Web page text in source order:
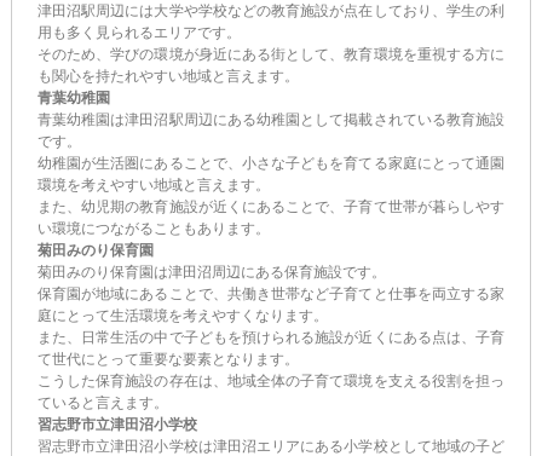
津田沼駅周辺には大学や学校などの教育施設が点在しており、学生の利
用も多く見られるエリアです。
そのため、学びの環境が身近にある街として、教育環境を重視する方に
も関心を持たれやすい地域と言えます。
青葉幼稚園
青葉幼稚園は津田沼駅周辺にある幼稚園として掲載されている教育施設
です。
幼稚園が生活圏にあることで、小さな子どもを育てる家庭にとって通園
環境を考えやすい地域と言えます。
また、幼児期の教育施設が近くにあることで、子育て世帯が暮らしやす
い環境につながることもあります。
菊田みのり保育園
菊田みのり保育園は津田沼周辺にある保育施設です。
保育園が地域にあることで、共働き世帯など子育てと仕事を両立する家
庭にとって生活環境を考えやすくなります。
また、日常生活の中で子どもを預けられる施設が近くにある点は、子育
て世代にとって重要な要素となります。
こうした保育施設の存在は、地域全体の子育て環境を支える役割を担っ
ていると言えます。
習志野市立津田沼小学校
習志野市立津田沼小学校は津田沼エリアにある小学校として地域の子ど